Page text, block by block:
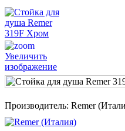
Увеличить
изображение
Производитель: Remer